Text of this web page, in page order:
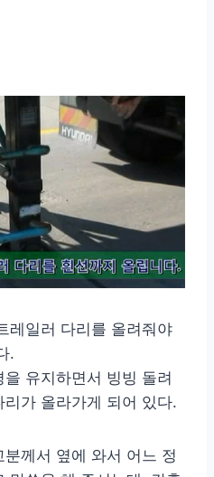
레일러 다리를 올려줘야
.
유지하면서 빙빙 돌려
가 올라가게 되어 있다.
께서 옆에 와서 어느 정